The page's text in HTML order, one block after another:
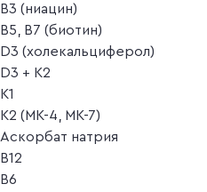
B3 (ниацин)
B5, B7 (биотин)
D3 (холекальциферол)
D3 + K2
K1
K2 (MK-4, MK-7)
Аскорбат натрия
В12
В6